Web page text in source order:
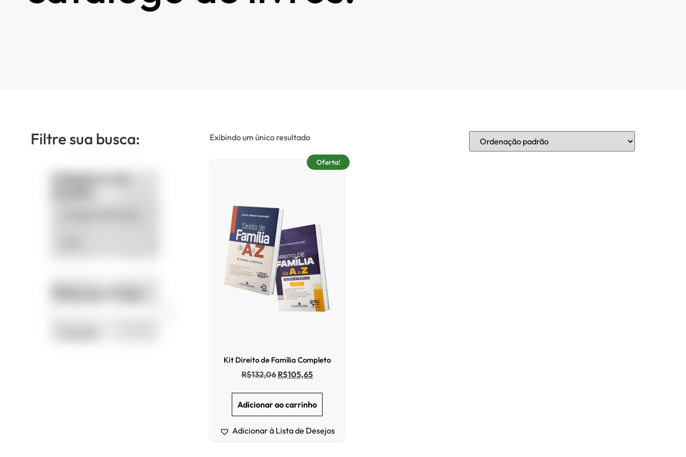
Filtre sua busca:
Categorias de
Exibindo um único resultado
Oferta!
Kit Direito de Família Completo
R$132,06R$105,65
Adicionar ao carrinho
Adicionar à Lista de Desejos